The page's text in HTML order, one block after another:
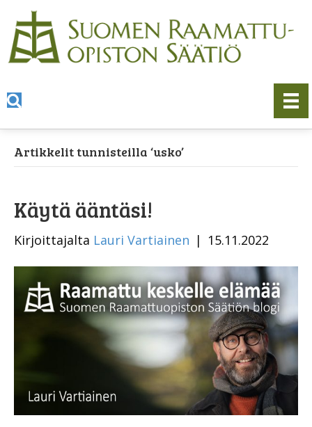
Artikkelit tunnisteilla ‘usko’
Käytä ääntäsi!
Kirjoittajalta Lauri Vartiainen | 15.11.2022